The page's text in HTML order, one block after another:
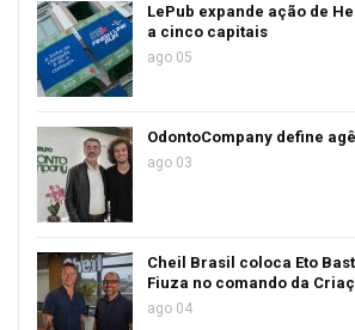
LePub expande ação de
a cinco capitais
ago 05
OdontoCompany define
ago 03
Cheil Brasil coloca Eto
Fiuza no comando da
ago 04